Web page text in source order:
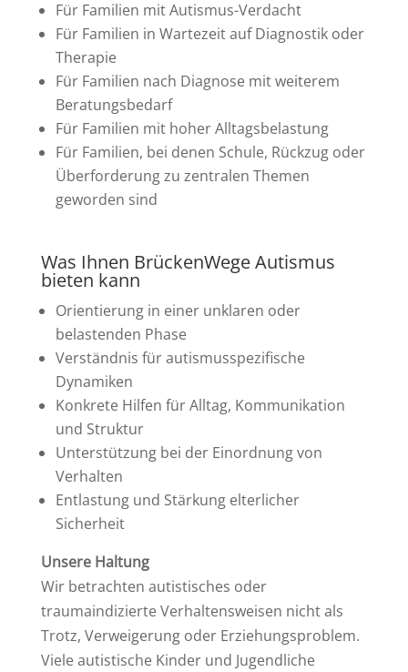
Für Familien mit Autismus-Verdacht
Für Familien in Wartezeit auf Diagnostik oder
Therapie
Für Familien nach Diagnose mit weiterem
Beratungsbedarf
Für Familien mit hoher Alltagsbelastung
Für Familien, bei denen Schule, Rückzug oder
Überforderung zu zentralen Themen
geworden sind
Was Ihnen BrückenWege Autismus
bieten kann
Orientierung in einer unklaren oder
belastenden Phase
Verständnis für autismusspezifische
Dynamiken
Konkrete Hilfen für Alltag, Kommunikation
und Struktur
Unterstützung bei der Einordnung von
Verhalten
Entlastung und Stärkung elterlicher
Sicherheit
Unsere Haltung
Wir betrachten autistisches oder
traumaindizierte Verhaltensweisen nicht als
Trotz, Verweigerung oder Erziehungsproblem.
Viele autistische Kinder und Jugendliche